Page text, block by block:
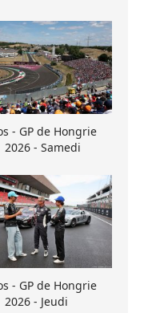
- GP de Hongrie
2026 - Samedi
- GP de Hongrie
2026 - Jeudi